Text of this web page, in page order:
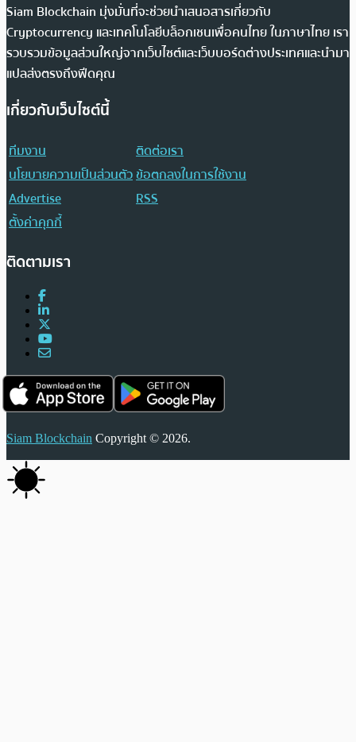
Siam Blockchain มุ่งมั่นที่จะช่วยนำเสนอสารเกี่ยวกับ
Cryptocurrency และเทคโนโลยีบล็อกเชนเพื่อคนไทย ในภาษาไทย เรา
รวบรวมข้อมูลส่วนใหญ่จากเว็บไซต์และเว็บบอร์ดต่างประเทศและนำมา
แปลส่งตรงถึงฟีดคุณ
เกี่ยวกับเว็บไซต์นี้
ทีมงาน
ติดต่อเรา
นโยบายความเป็นส่วนตัวข้อตกลงในการใช้งาน
Advertise
RSS
ตั้งค่าคุกกี้
ติดตามเรา
Siam Blockchain Copyright © 2026.